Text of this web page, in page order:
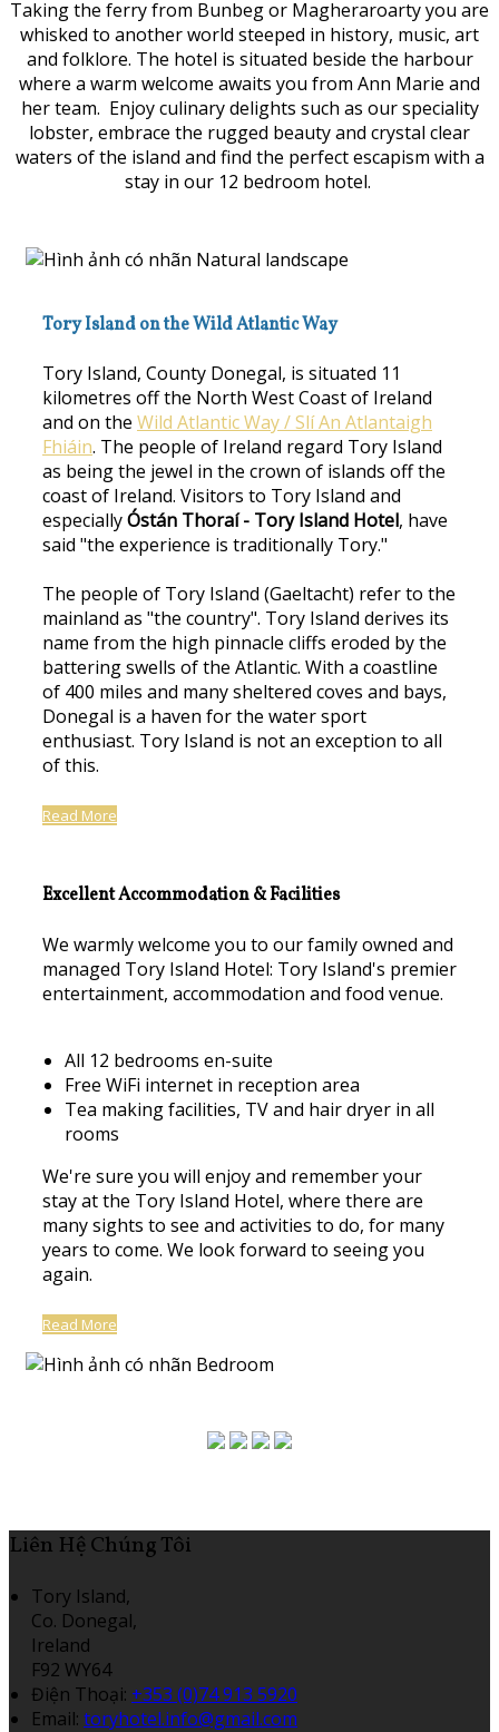
Taking the ferry from Bunbeg or Magheraroarty you are
whisked to another world steeped in history, music, art
and folklore. The hotel is situated beside the harbour
where a warm welcome awaits you from Ann Marie and
her team. Enjoy culinary delights such as our speciality
lobster, embrace the rugged beauty and crystal clear
waters of the island and find the perfect escapism with a
stay in our 12 bedroom hotel.
Tory Island on the Wild Atlantic Way
Tory Island, County Donegal, is situated 11
kilometres off the North West Coast of Ireland
and on the Wild Atlantic Way / Slí An Atlantaigh
Fhiáin. The people of Ireland regard Tory Island
as being the jewel in the crown of islands off the
coast of Ireland. Visitors to Tory Island and
especiallyÓstán Thoraí - Tory Island Hotel, have
said "the experience is traditionally Tory."
The people of Tory Island (Gaeltacht) refer to the
mainland as "the country". Tory Island derives its
name from the high pinnacle cliffs eroded by the
battering swells of the Atlantic. With a coastline
of 400 miles and many sheltered coves and bays,
Donegal is a haven for the water sport
enthusiast. Tory Island is not an exception to all
of this.
Read More
Excellent Accommodation & Facilities
We warmly welcome you to our family owned and
managed Tory Island Hotel: Tory Island's premier
entertainment, accommodation and food venue.
All 12 bedrooms en-suite
Free WiFi internet in reception area
Tea making facilities, TV and hair dryer in all
rooms
We're sure you will enjoy and remember your
stay at the Tory Island Hotel, where there are
many sights to see and activities to do, for many
years to come. We look forward to seeing you
again.
Read More
Liên Hệ Chúng Tôi
Tory Island,
Co. Donegal,
Ireland
F92 WY64
Điện Thoại: +353 (0)74 913 5920
Email: toryhotel.info@gmail.com